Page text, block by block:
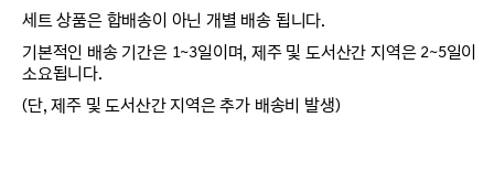
세트 상품은 합배송이 아닌 개별 배송 됩니다.
기본적인 배송 기간은 1~3일이며, 제주 및 도서산간 지역은 2~5일이
소요됩니다.
(단, 제주 및 도서산간 지역은 추가 배송비 발생)